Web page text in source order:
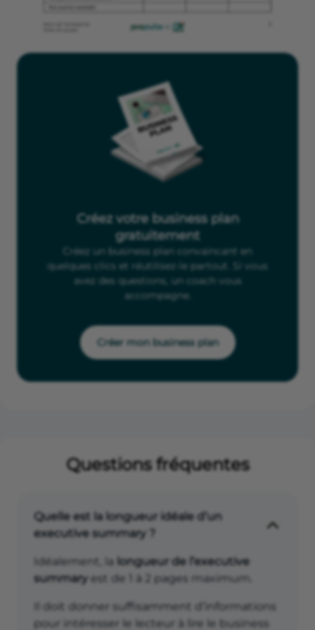
Créez votre business plan
gratuitement
Créez un business plan convaincant en
quelques clics et réutilisez-le partout. Si vous
avez des questions, un coach vous
accompagne.
Créer mon business plan
Questions fréquentes
Quelle est la longueur idéale d’un
executive summary ?
Idéalement, la longueur de l’executive
summary est de 1 à 2 pages maximum.
Il doit donner suffisamment d’informations
pour intéresser le lecteur à lire le business